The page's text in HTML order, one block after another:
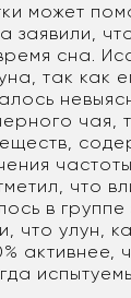
может
заявили,
сна.
так как
что
в
что улун,